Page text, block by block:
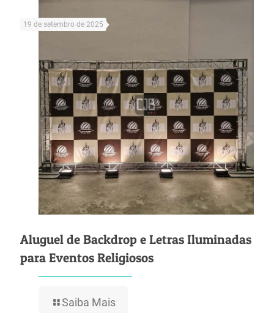
19 de setembro de 2025
Aluguel de Backdrop e Letras Iluminadas
para Eventos Religiosos
Saiba Mais